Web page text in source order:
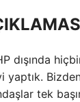
dışında
yaptık.
tek